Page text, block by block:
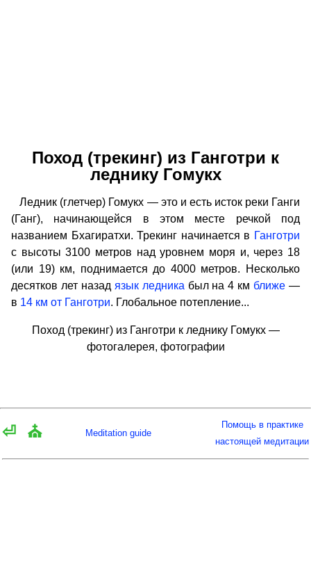
Поход (трекинг) из Ганготри к
леднику Гомукх
Ледник (глетчер) Гомукх — это и есть исток реки Ганги
(Ганг), начинающейся в этом месте речкой под
названием Бхагиратхи. Трекинг начинается в Ганготри
с высоты 3100 метров над уровнем моря и, через 18
(или 19) км, поднимается до 4000 метров. Несколько
десятков лет назад язык ледника был на 4 км ближе —
в 14 км от Ганготри. Глобальное потепление...
Поход (трекинг) из Ганготри к леднику Гомукх —
фотогалерея, фотографии
⏎ ⛪ Meditation guide
Помощь в практике
настоящей медитации